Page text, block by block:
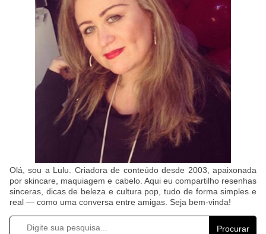
Olá, sou a Lulu. Criadora de conteúdo desde 2003, apaixonada
por skincare, maquiagem e cabelo. Aqui eu compartilho resenhas
sinceras, dicas de beleza e cultura pop, tudo de forma simples e
real — como uma conversa entre amigas. Seja bem-vinda!
Procurar